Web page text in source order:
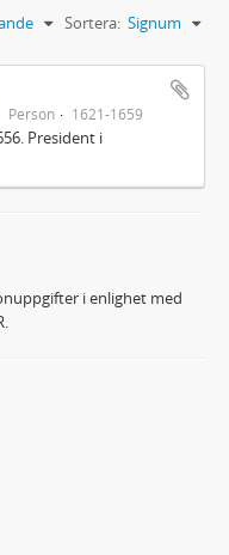
Sortera: Signum
Person 1621-1659
President i
i enlighet med